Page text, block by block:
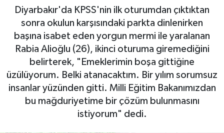
Diyarbakır'da KPSS'nin ilk oturumdan çıktıktan
sonra okulun karşısındaki parkta dinlenirken
başına isabet eden yorgun mermi ile yaralanan
Rabia Alioğlu (26), ikinci oturuma giremediğini
belirterek, "Emeklerimin boşa gittiğine
üzülüyorum. Belki atanacaktım. Bir yılım sorumsuz
insanlar yüzünden gitti. Milli Eğitim Bakanımızdan
bu mağduriyetime bir çözüm bulunmasını
istiyorum" dedi.
Künye
Son Dakika Haberleri
Haber Arşivi